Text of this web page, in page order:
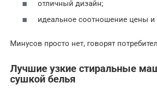
отличный дизайн;
идеальное соотношение цены и
Минусов просто нет, говорят
Лучшие узкие стиральные
сушкой белья